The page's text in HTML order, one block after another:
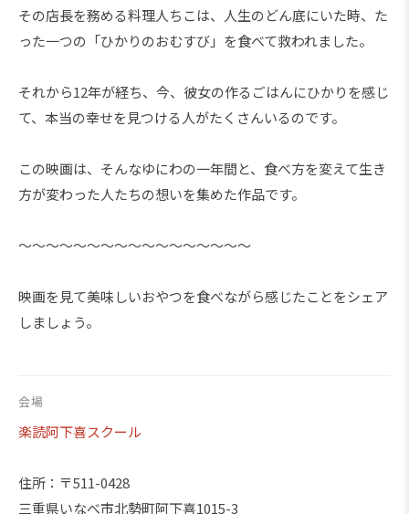
その店長を務める料理人ちこは、人生のどん底にいた時、た
った一つの「ひかりのおむすび」を食べて救われました。
それから12年が経ち、今、彼女の作るごはんにひかりを感じ
て、本当の幸せを見つける人がたくさんいるのです。
この映画は、そんなゆにわの一年間と、食べ方を変えて生き
方が変わった人たちの想いを集めた作品です。
～～～～～～～～～～～～～～～～～
映画を見て美味しいおやつを食べながら感じたことをシェア
しましょう。
会場
楽読阿下喜スクール
住所：〒511-0428
三重県いなべ市北勢町阿下喜1015-3